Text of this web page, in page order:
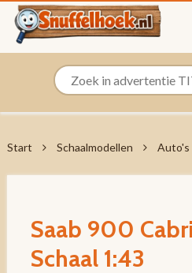
Start Schaalmodellen Auto's
Saab 900
Schaal 1:43